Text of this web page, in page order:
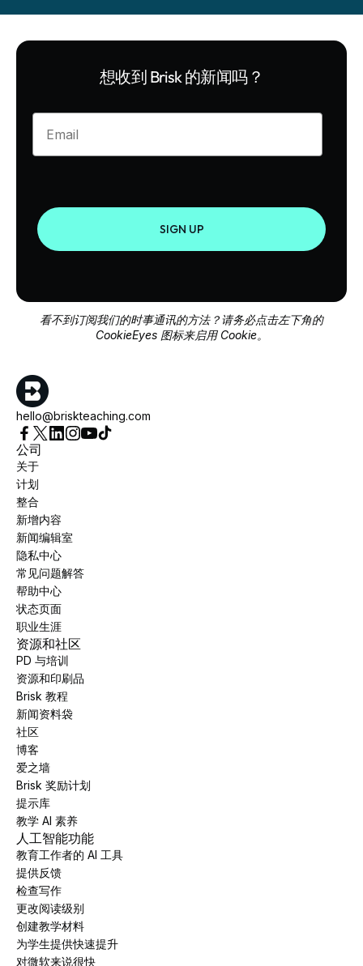
想收到 Brisk 的新闻吗？
Enter your email
SIGN UP
看不到订阅我们的时事通讯的方法？请务必点击左下角的
CookieEyes 图标来启用 Cookie。
hello@briskteaching.com
公司
关于
计划
整合
新增内容
新闻编辑室
隐私中心
常见问题解答
帮助中心
状态页面
职业生涯
资源和社区
PD 与培训
资源和印刷品
Brisk 教程
新闻资料袋
社区
博客
爱之墙
Brisk 奖励计划
提示库
教学 AI 素养
人工智能功能
教育工作者的 AI 工具
提供反馈
检查写作
更改阅读级别
创建教学材料
为学生提供快速提升
对微软来说很快